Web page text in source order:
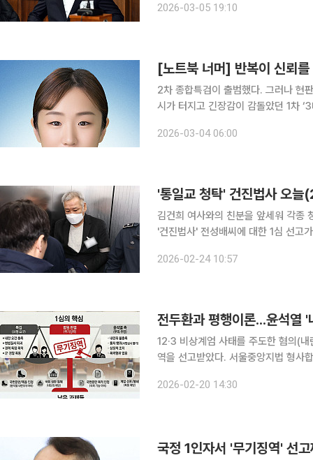
2026-03-05 19:10
[노트북 너머] 반복이 신뢰
2차 종합특검이 출범했다. 그러나 현
시가 터지고 긴장감이 감돌았던 1차
전 대통령 등을 둘러싼 내란·외환 의
2026-03-04 06:00
'통일교 청탁' 건진법사 오
김건희 여사와의 친분을 앞세워 각종
'건진법사' 전성배씨에 대한 1심 선고가 내려진다. 서울중앙지법 형사합의
2026-02-24 10:57
전두환과 평행이론...윤석열
12·3 비상계엄 사태를 주도한 혐의(
역을 선고받았다. 서울중앙지법 형사
대통령의 내란죄 판결 비교, 그리고
2026-02-20 14:30
국정 1인자서 '무기징역' 선